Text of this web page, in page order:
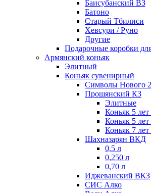
Баисубанский ВЗ
Батоно
Старый Тбилиси
Хевсури / Руно
Другие
Подарочные коробки
Армянский коньяк
Элитный
Коньяк сувенирный
Символы Нового
Прошянский КЗ
Элитные
Коньяк 5
Коньяк 5
Коньяк 7
Шахназарян ВКД
0,5 л
0,250 л
0,70 л
Иджеванский ВКЗ
СИС Алко